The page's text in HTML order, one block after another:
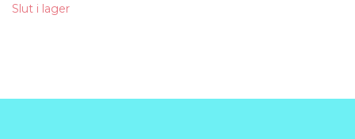
Slut i lager